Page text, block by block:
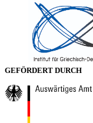
GEFÖRDERT DURCH